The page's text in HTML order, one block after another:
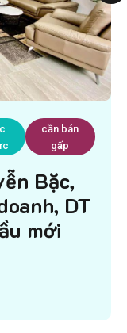
cần bán
gấp
Bặc,
DT
mới